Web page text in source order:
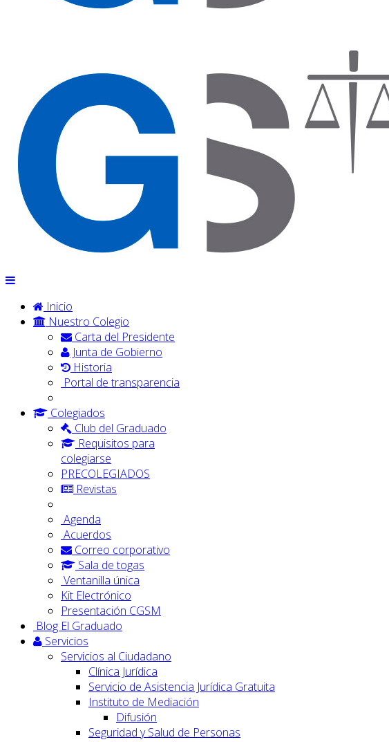
Inicio
Nuestro Colegio
Carta del Presidente
Junta de Gobierno
Historia
Portal de transparencia
Colegiados
Club del Graduado
Requisitos para
colegiarse
PRECOLEGIADOS
Revistas
Agenda
Acuerdos
Correo corporativo
Sala de togas
Ventanilla única
Kit Electrónico
Presentación CGSM
Blog El Graduado
Servicios
Servicios al Ciudadano
Clínica Jurídica
Servicio de Asistencia Jurídica Gratuita
Instituto de Mediación
Difusión
Seguridad y Salud de Personas